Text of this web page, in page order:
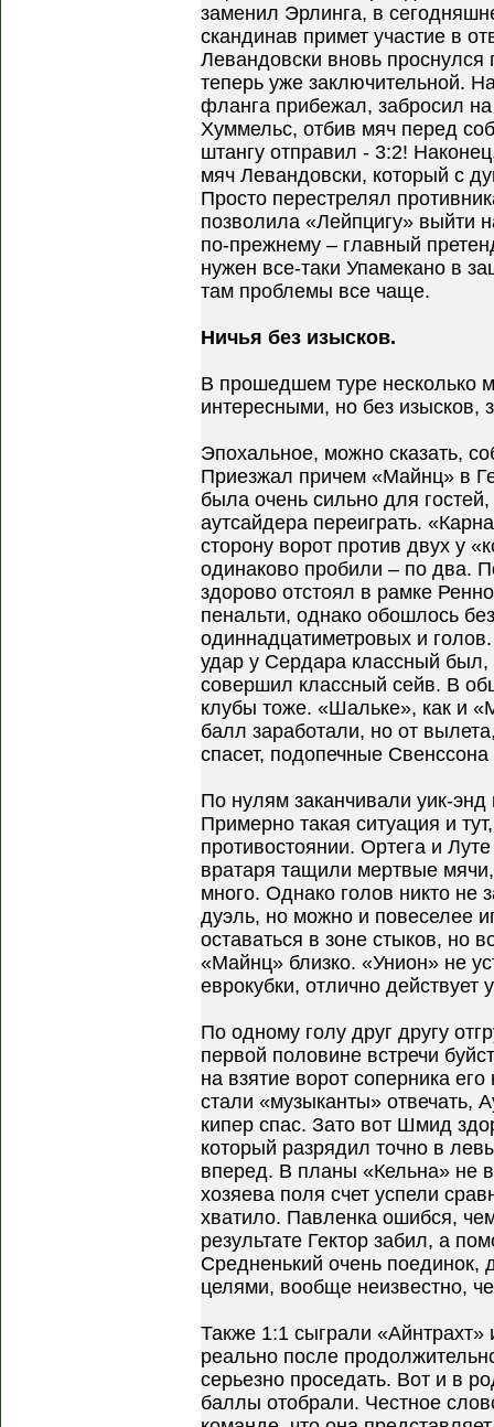
заменил Эрлинга, в
скандинав примет участие в
Левандовски вновь
теперь уже заключительной.
фланга прибежал, забросил
Хуммельс, отбив мяч перед
штангу отправил - 3:2!
мяч Левандовски, который с
Просто перестрелял
позволила «Лейпцигу» выйти
по-прежнему – главный
нужен все-таки Упамекано в
там проблемы все чаще.
Ничья без изысков.
В прошедшем туре несколько
интересными, но без изысков,
Эпохальное, можно сказать,
Приезжал причем «Майнц» в
была очень сильно для
аутсайдера переиграть.
сторону ворот против двух у
одинаково пробили – по два.
здорово отстоял в рамке
пенальти, однако обошлось
одиннадцатиметровых и
удар у Сердара классный был,
совершил классный сейв. В
клубы тоже. «Шальке», как и
балл заработали, но от
спасет, подопечные
По нулям заканчивали уик-
Примерно такая ситуация и
противостоянии. Ортега и
вратаря тащили мертвые
много. Однако голов никто не
дуэль, но можно и повеселее
оставаться в зоне стыков, но
«Майнц» близко. «Унион» не
еврокубки, отлично
По одному голу друг другу
первой половине встречи
на взятие ворот соперника
стали «музыканты» отвечать,
кипер спас. Зато вот Шмид
который разрядил точно в
вперед. В планы «Кельна» не
хозяева поля счет успели
хватило. Павленка ошибся,
результате Гектор забил, а
Средненький очень
целями, вообще неизвестно,
Также 1:1 сыграли
реально после
серьезно проседать. Вот и в
баллы отобрали. Честное